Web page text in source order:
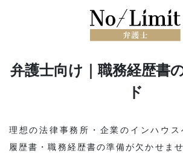
弁護士向け｜職務経歴書
ド
理想の法律事務所・企業のインハウス
履歴書・職務経歴書の準備が欠かせませ